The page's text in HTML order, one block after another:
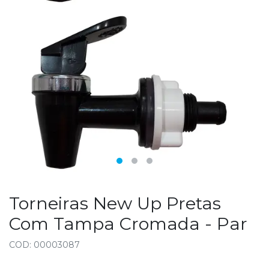
Torneiras New Up Pretas
Com Tampa Cromada - Par
COD: 00003087